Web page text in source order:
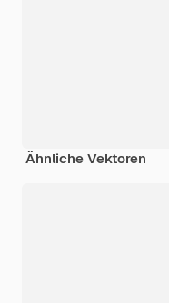
Ähnliche Vektoren